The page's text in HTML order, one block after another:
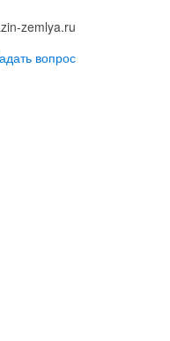
zemlya.ru
вопрос